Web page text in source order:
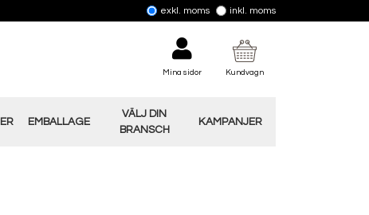
exkl. moms inkl. moms
Mina sidor Kundvagn
EMBALLAGE
VÄLJ DIN
BRANSCH
KAMPANJER